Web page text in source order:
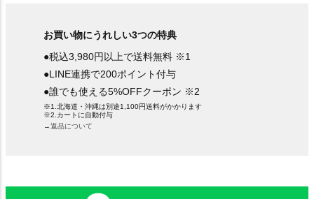
お買い物にうれしい3つの特典
●税込3,980円以上で送料無料 ※1
●LINE連携で200ポイント付与
●誰でも使える5%OFFクーポン ※2
※1.北海道・沖縄は別途1,100円送料がかかります
※2.カートに自動付与
→返品について